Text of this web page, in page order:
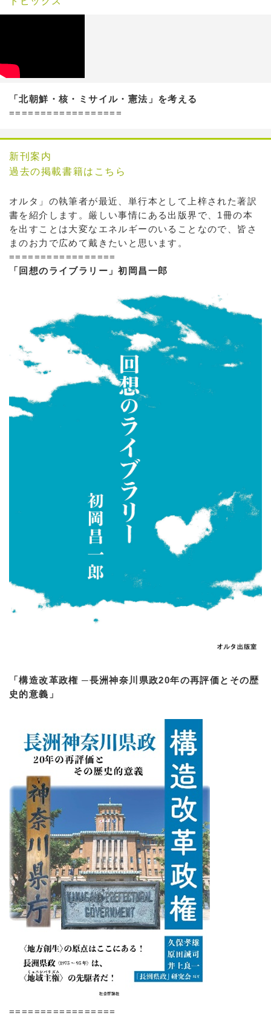
「北朝鮮・核・ミサイル・憲法」を考える
==================
新刊案内
過去の掲載書籍はこちら
オルタ」の執筆者が最近、単行本として上梓された著訳
書を紹介します。厳しい事情にある出版界で、1冊の本
を出すことは大変なエネルギーのいることなので、皆さ
まのお力で広めて戴きたいと思います。
=================
「回想のライブラリー」初岡昌一郎
「構造改革政権 ─長洲神奈川県政20年の再評価とその歴
史的意義」
=================